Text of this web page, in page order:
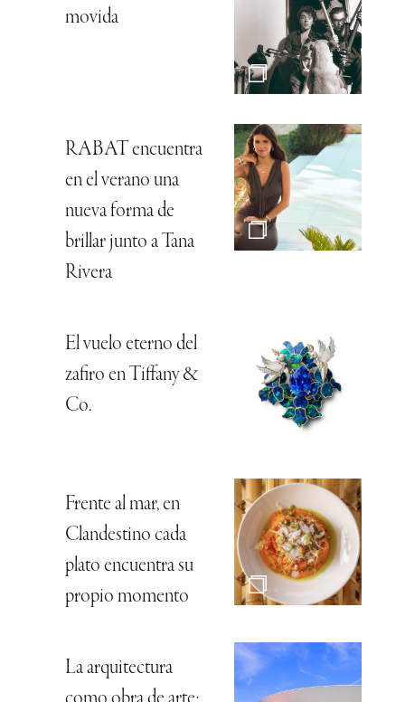
movida
RABAT encuentra
en el verano una
nueva forma de
brillar junto a Tana
Rivera
El vuelo eterno del
zafiro en Tiffany &
Co.
Frente al mar, en
Clandestino cada
plato encuentra su
propio momento
La arquitectura